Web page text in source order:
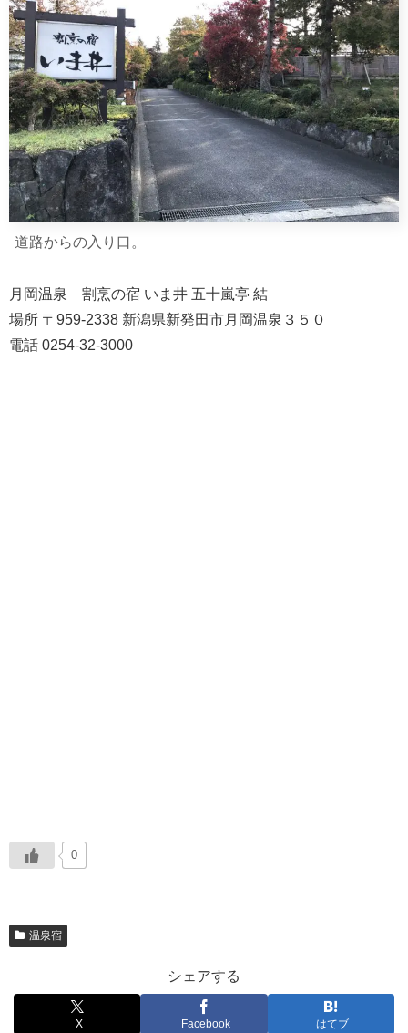
道路からの入り口。
月岡温泉 割烹の宿 いま井 五十嵐亭 結
場所 〒959-2338 新潟県新発田市月岡温泉３５０
電話 0254-32-3000
0
温泉宿
シェアする
X Facebook はてブ